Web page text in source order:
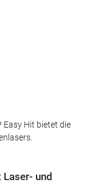
Easy Hit bietet die
und